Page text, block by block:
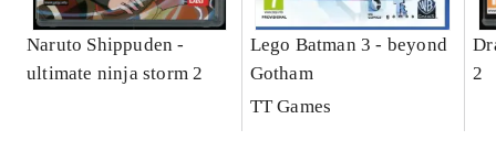
Naruto Shippuden -
ultimate ninja storm 2
Lego Batman 3 - beyond
Gotham
TT Games
2